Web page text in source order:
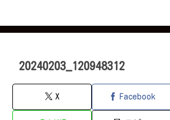
20240203_120948312
X Facebook